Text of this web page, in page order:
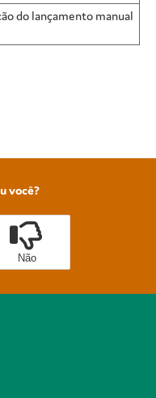
do lançamento manual
você?
Não